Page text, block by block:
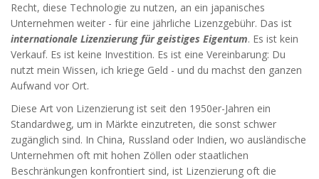
Recht, diese Technologie zu nutzen, an ein japanisches
Unternehmen weiter - für eine jährliche Lizenzgebühr. Das ist
internationale Lizenzierung für geistiges Eigentum. Es ist kein
Verkauf. Es ist keine Investition. Es ist eine Vereinbarung: Du
nutzt mein Wissen, ich kriege Geld - und du machst den ganzen
Aufwand vor Ort.
Diese Art von Lizenzierung ist seit den 1950er-Jahren ein
Standardweg, um in Märkte einzutreten, die sonst schwer
zugänglich sind. In China, Russland oder Indien, wo ausländische
Unternehmen oft mit hohen Zöllen oder staatlichen
Beschränkungen konfrontiert sind, ist Lizenzierung oft die